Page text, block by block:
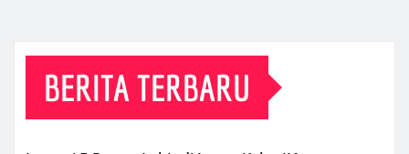
BERITA TERBARU